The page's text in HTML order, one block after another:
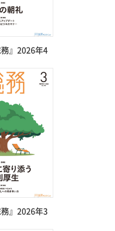
』2026年4
』2026年3